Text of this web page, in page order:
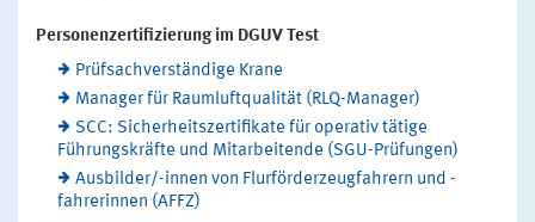
Personenzertifizierung im DGUV Test
Prüfsachverständige Krane
Manager für Raumluftqualität (RLQ-Manager)
SCC: Sicherheitszertifikate für operativ tätige
Führungskräfte und Mitarbeitende (SGU-Prüfungen)
Ausbilder/-innen von Flurförderzeugfahrern und -
fahrerinnen (AFFZ)